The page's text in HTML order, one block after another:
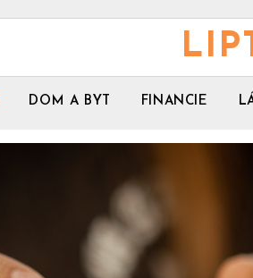
DOM A BYT FINANCIE